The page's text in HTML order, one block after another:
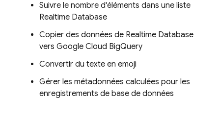
Suivre le nombre d'éléments dans une liste
Realtime Database
Copier des données de Realtime Database
vers Google Cloud BigQuery
Convertir du texte en emoji
Gérer les métadonnées calculées pour les
enregistrements de base de données